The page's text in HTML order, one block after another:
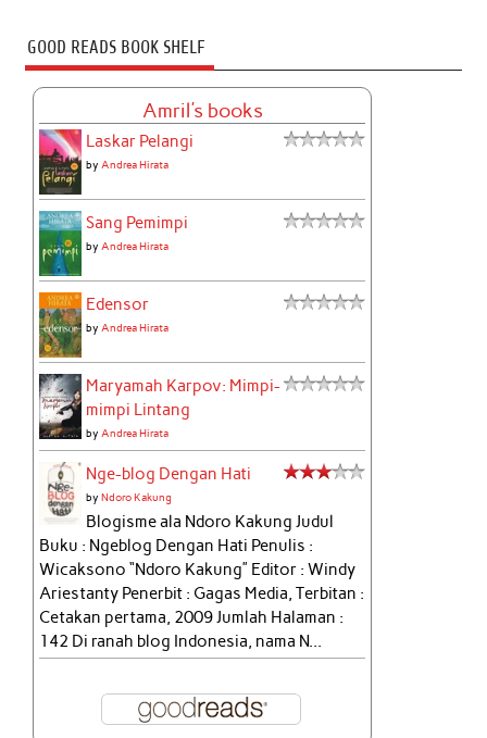
GOOD READS BOOK SHELF
Amril's books
Laskar Pelangi
byAndrea Hirata
Sang Pemimpi
byAndrea Hirata
Edensor
byAndrea Hirata
Maryamah Karpov: Mimpi-
mimpi Lintang
byAndrea Hirata
Nge-blog Dengan Hati
byNdoro Kakung
Blogisme ala Ndoro Kakung Judul
Buku : Ngeblog Dengan Hati Penulis :
Wicaksono “Ndoro Kakung” Editor : Windy
Ariestanty Penerbit : Gagas Media, Terbitan :
Cetakan pertama, 2009 Jumlah Halaman :
142 Di ranah blog Indonesia, nama N...